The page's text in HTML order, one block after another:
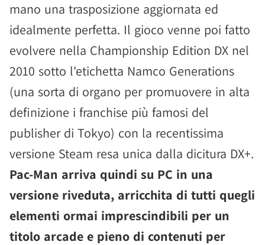
mano una trasposizione aggiornata ed
idealmente perfetta. Il gioco venne poi fatto
evolvere nella Championship Edition DX nel
2010 sotto l'etichetta Namco Generations
(una sorta di organo per promuovere in alta
definizione i franchise più famosi del
publisher di Tokyo) con la recentissima
versione Steam resa unica dalla dicitura DX+.
Pac-Man arriva quindi su PC in una
versione riveduta, arricchita di tutti quegli
elementi ormai imprescindibili per un
titolo arcade e pieno di contenuti per